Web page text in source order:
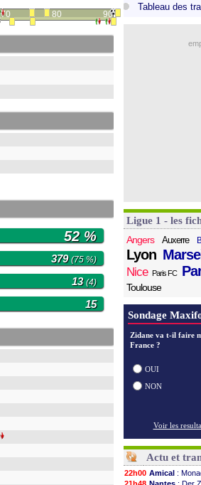
70 80 90
52 %
379(75 %)
13(4)
15
Tableau des
Ligue 1 - les
Angers
Auxerre
Lyon
Nice Paris FC
Toulouse
Sondage
Zidane va t-il faire
France ?
OUI
NON
Voir les
Actu et
22h00 Amical :